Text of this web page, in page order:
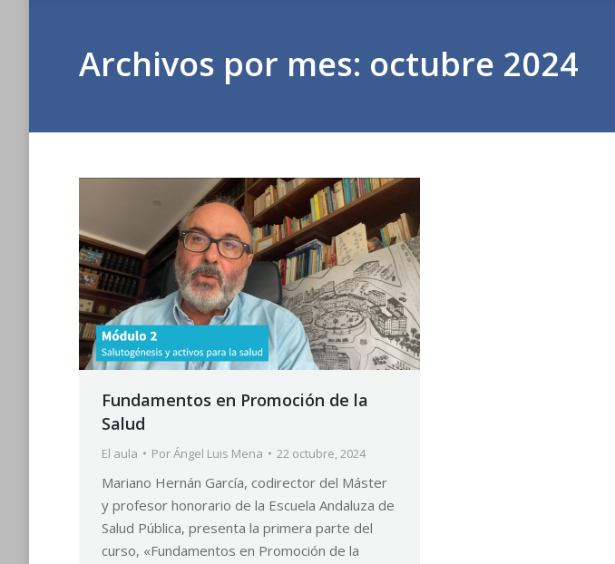
Archivos por mes: octubre 2024
Fundamentos en Promoción de la
Salud
El aula PorÁngel Luis Mena 22 octubre, 2024
Mariano Hernán García, codirector del Máster
y profesor honorario de la Escuela Andaluza de
Salud Pública, presenta la primera parte del
curso, «Fundamentos en Promoción de la